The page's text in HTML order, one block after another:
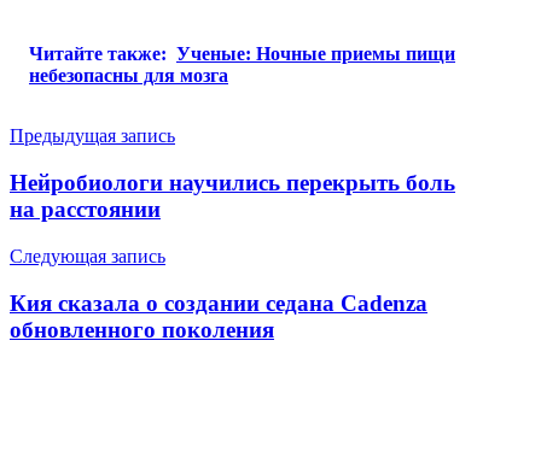
Читайте также: Ученые: Ночные приемы пищи
небезопасны для мозга
Навигация
по
записям
Предыдущая запись
Нейробиологи научились перекрыть боль
на расстоянии
Следующая запись
Кия сказала о создании седана Cadenza
обновленного поколения